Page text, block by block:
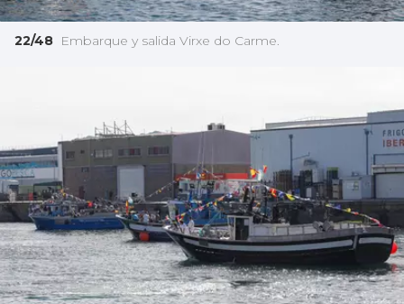
22/48 Embarque y salida Virxe do Carme.